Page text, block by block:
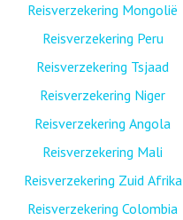
Reisverzekering Mongolië
Reisverzekering Peru
Reisverzekering Tsjaad
Reisverzekering Niger
Reisverzekering Angola
Reisverzekering Mali
Reisverzekering Zuid Afrika
Reisverzekering Colombia